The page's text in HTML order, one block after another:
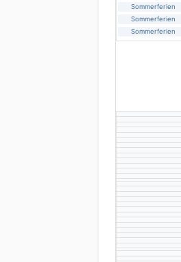
Sommerferien
Sommerferien
Sommerferien